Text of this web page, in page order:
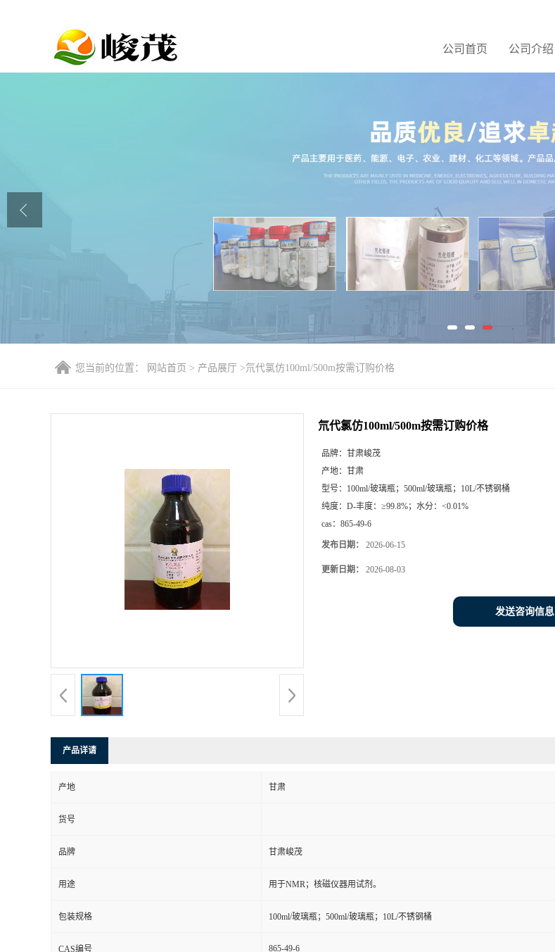
公司首页 公司介绍
公司首页
联系方式
您当前的位置： 网站首页 > 产品展厅 >氘代氯仿100ml/500m按需订购价格
氘代氯仿100ml/500m按需订购价格
品牌： 甘肃峻茂
产地： 甘肃
型号： 100ml/玻璃瓶；500ml/玻璃瓶；10L/不锈钢桶
纯度： D-丰度：≥99.8%；水分：<0.01%
cas： 865-49-6
发布日期： 2026-06-15
更新日期： 2026-08-03
发送咨询信息
产品详请
产地 甘肃
货号
品牌 甘肃峻茂
用途 用于NMR；核磁仪器用试剂。
包装规格 100ml/玻璃瓶；500ml/玻璃瓶；10L/不锈钢桶
CAS编号 865-49-6